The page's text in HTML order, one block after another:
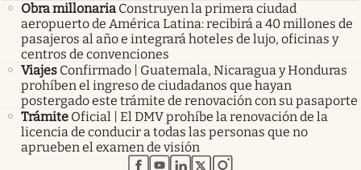
Obra millonaria Construyen la primera ciudad
aeropuerto de América Latina: recibirá a 40 millones de
pasajeros al año e integrará hoteles de lujo, oficinas y
centros de convenciones
Viajes Confirmado | Guatemala, Nicaragua y Honduras
prohíben el ingreso de ciudadanos que hayan
postergado este trámite de renovación con su pasaporte
Trámite Oficial | El DMV prohíbe la renovación de la
licencia de conducir a todas las personas que no
aprueben el examen de visión
abre en nueva pestaña
abre en nueva pestaña
abre en nueva pestaña
abre en nueva pestaña
abre en nueva pestaña